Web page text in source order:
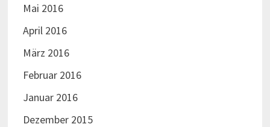
Mai 2016
April 2016
März 2016
Februar 2016
Januar 2016
Dezember 2015